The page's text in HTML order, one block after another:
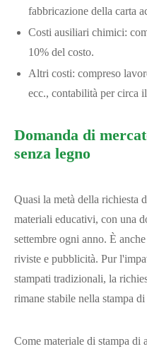
fabbricazione della carta
Costi ausiliari chimici:
10% del costo.
Altri costi: compreso
ecc., contabilità per circa
Domanda di
senza legno
Quasi la metà della richiesta
materiali educativi, con una
settembre ogni anno. È
riviste e pubblicità. Pur
stampati tradizionali, la
rimane stabile nella stampa
Come materiale di stampa di